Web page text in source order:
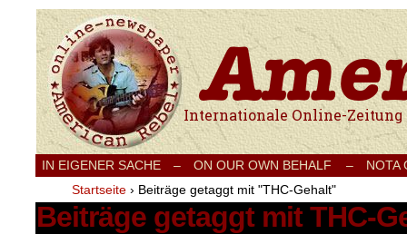
Internationale Onlinezeitung für Frieden,
IN EIGENER SACHE – ON OUR OWN BEHALF –
NOTA
Startseite › Beiträge getaggt mit "THC-Gehalt"
Beiträge getaggt mit THC-